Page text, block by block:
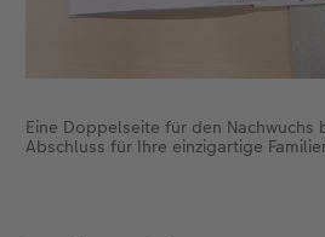
Eine Doppelseite für den
Abschluss für Ihre einzigartige